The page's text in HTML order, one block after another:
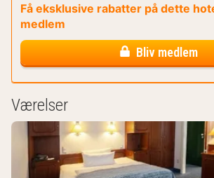
Få eksklusive rabatter på dette
medlem
Bliv medlem
Værelser